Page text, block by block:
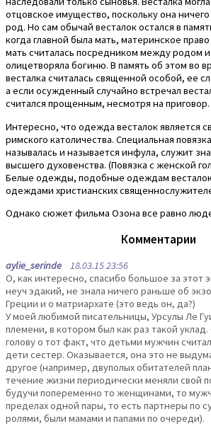
отцовское имущество, поскольку она
род. Но сам обычай весталок остался в
когда главной была мать, материнское
мать считалась посредником между родом
олицетворяла богиню. В память об этом во
весталка считалась священной особой, ее
а если осужденный случайно встречал
считался прощенным, несмотря на приговор.
Интересно, что одежда весталок является
римского католичества. Специальная
называлась и называется инфула, служит
высшего духовенства. (Повязка с женской
Белые одежды, подобные одеждам
одеждами христианских
Однако сюжет фильма Озона все равно
Комментарии
aylie_serinde 18.03.15 23:56
О, как интересно, спасибо большое за этот
неуч эдакий, не знала ничего раньше об
Греции и о матриархате (это ведь он, да?)
У моей любимой писательницы, Урсулы Ле
племени, в котором был как раз такой
голову о тот факт, что детьми мужчин
дети сестер. Оказывается, она это не
другое (например, двуполых обитателей
течение жизни периодически меняли свой
будучи попеременно то женщинами, то
пределах одной пары, то есть партнеры по
ролями, были мамами и папами по очереди).